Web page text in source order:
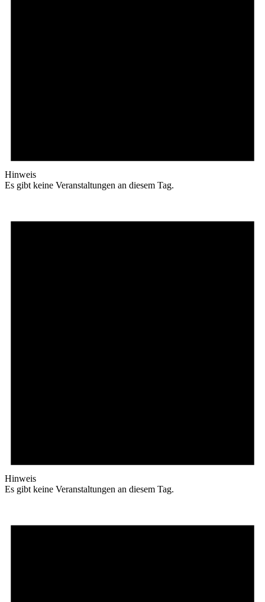
Hinweis
Es gibt keine Veranstaltungen an diesem Tag.
Hinweis
Es gibt keine Veranstaltungen an diesem Tag.